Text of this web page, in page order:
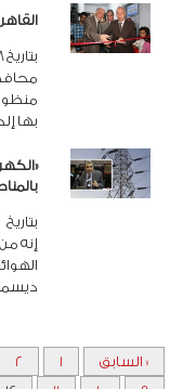
بها
إنه
« السابق 1
2